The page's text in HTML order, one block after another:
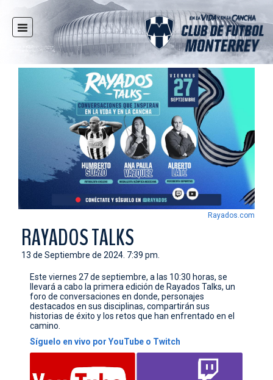
INICIO
NOTICIAS
MULTIMEDIA
RAYADAS
FUERZAS BÁSICAS
RESPONSABILIDAD SOCIAL
TAQUILLA
TIENDA
ESTADIO
PRENSA
CONTACTO
Rayados.com
RAYADOS TALKS
13 de Septiembre de 2024. 7:39 pm.
Este viernes 27 de septiembre, a las 10:30 horas, se
llevará a cabo la primera edición de Rayados Talks, un
foro de conversaciones en donde, personajes
destacados en sus disciplinas, compartirán sus
historias de éxito y los retos que han enfrentado en el
camino.
Síguelo en vivo por YouTube o Twitch